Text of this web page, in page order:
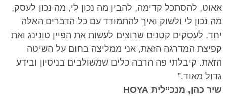
אאוט, להסתכל קדימה, להבין מה נכון לי, מה נכון לעסק,
מה נכון לי ולשוק ואיך להתמודד עם כל הדברים האלה
יחד. לעסקים קטנים שרוצים לעשות את הפיין טונינג ואת
קפיצת המדרגה הזאת, אני ממליצה בחום על השיטה
הזאת. קיבלתי פה הרבה כלים שמשולבים בניסיון ובידע
גדול מאוד.”
שיר כהן, מנכ”לית HOYA